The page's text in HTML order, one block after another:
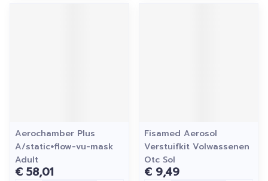
Aerochamber Plus
A/static+flow-vu-mask
Adult
€ 58,01
Fisamed Aerosol
Verstuifkit Volwassenen
Otc Sol
€ 9,49